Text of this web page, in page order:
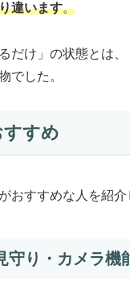
違います。
だけ」の状態とは、
でした。
すめ
おすすめな人を紹介
り・カメラ機